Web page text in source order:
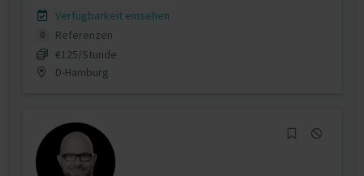
Verfügbarkeit einsehen
0
Referenzen
€125/Stunde
D-Hamburg